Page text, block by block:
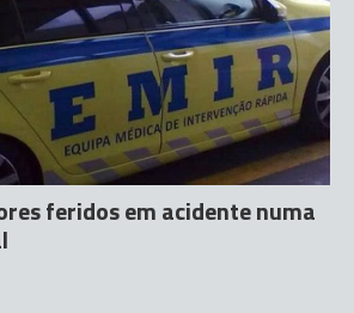
feridos em acidente numa